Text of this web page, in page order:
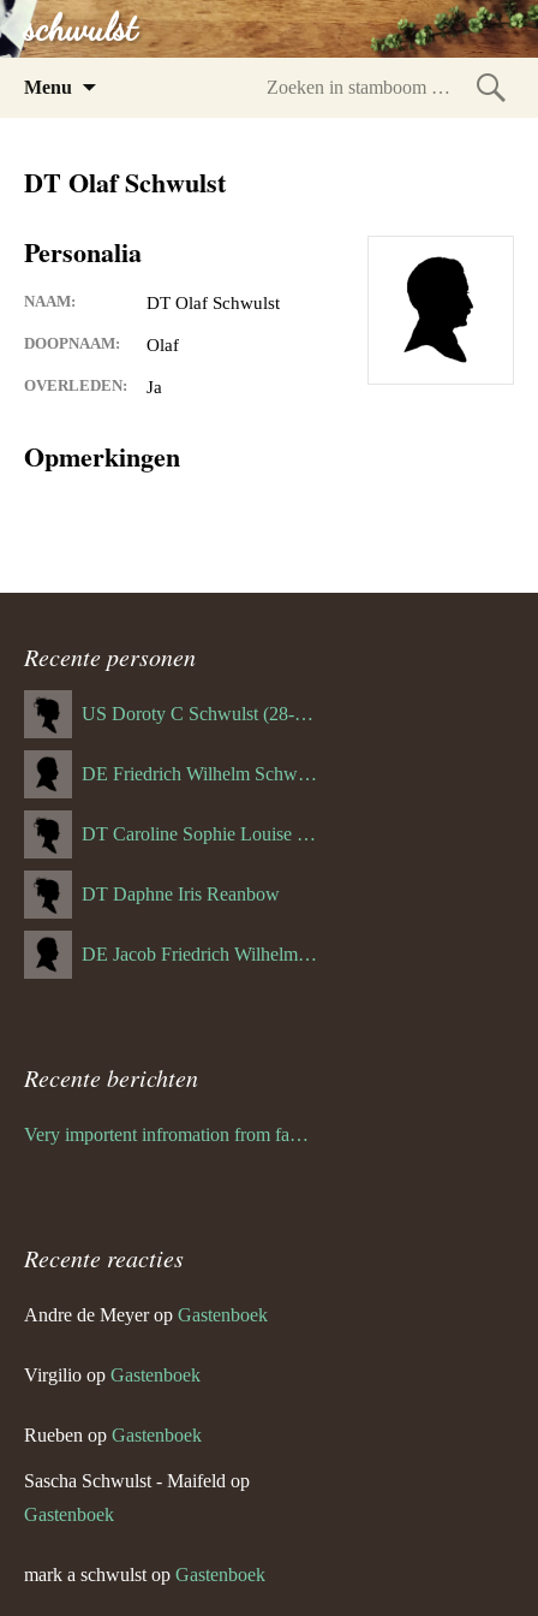
schwulst
Menu
DT Olaf Schwulst
Personalia
NAAM: DT Olaf Schwulst
DOOPNAAM: Olaf
OVERLEDEN: Ja
Opmerkingen
Recente personen
US Doroty C Schwulst (28-12-1919)
DE Friedrich Wilhelm Schwulst
DT Caroline Sophie Louise Schreuder born Schwulst (13-05-1866)
DT Daphne Iris Reanbow
DE Jacob Friedrich Wilhelm Hurth
Recente berichten
Very importent infromation from family Schwulst
Recente reacties
Andre de Meyerop Gastenboek
Virgilio op Gastenboek
Rueben op Gastenboek
Sascha Schwulst - Maifeld op
Gastenboek
mark a schwulst op Gastenboek